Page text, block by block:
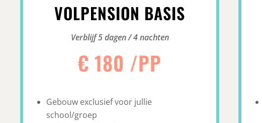
VOLPENSION BASIS
Verblijf 5 dagen / 4 nachten
€ 180 /PP
Gebouw exclusief voor jullie
school/groep